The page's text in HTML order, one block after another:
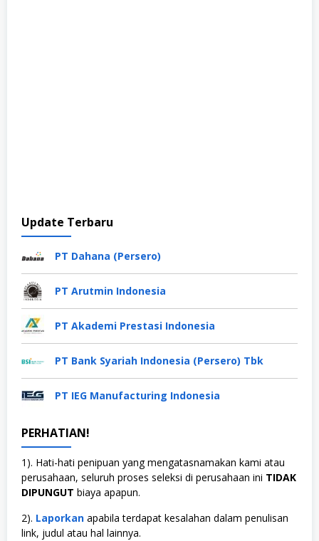
Update Terbaru
PT Dahana (Persero)
PT Arutmin Indonesia
PT Akademi Prestasi Indonesia
PT Bank Syariah Indonesia (Persero) Tbk
PT IEG Manufacturing Indonesia
PERHATIAN!
1). Hati-hati penipuan yang mengatasnamakan kami atau
perusahaan, seluruh proses seleksi di perusahaan ini TIDAK
DIPUNGUT biaya apapun.
2). Laporkan apabila terdapat kesalahan dalam penulisan
link, judul atau hal lainnya.